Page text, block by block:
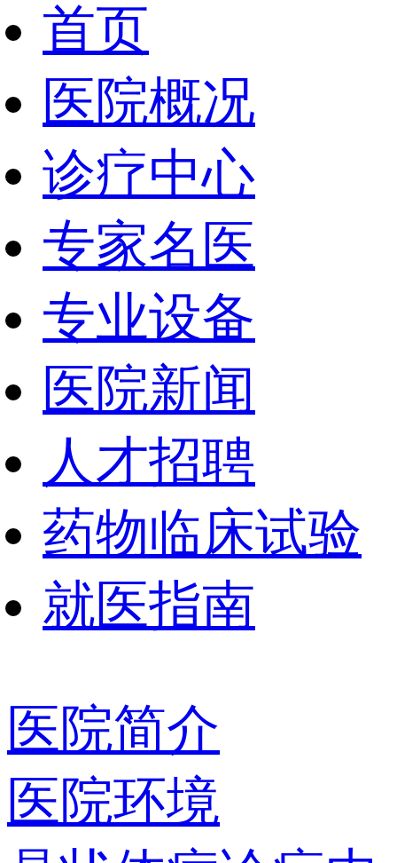
首页
医院概况
诊疗中心
专家名医
专业设备
医院新闻
人才招聘
药物临床试验
就医指南
医院简介
医院环境